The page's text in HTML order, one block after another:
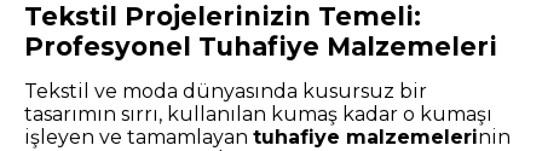
Tekstil Projelerinizin Temeli:
Profesyonel Tuhafiye Malzemeleri
Tekstil ve moda dünyasında kusursuz bir
tasarımın sırrı, kullanılan kumaş kadar o kumaşı
işleyen ve tamamlayan tuhafiye malzemelerinin